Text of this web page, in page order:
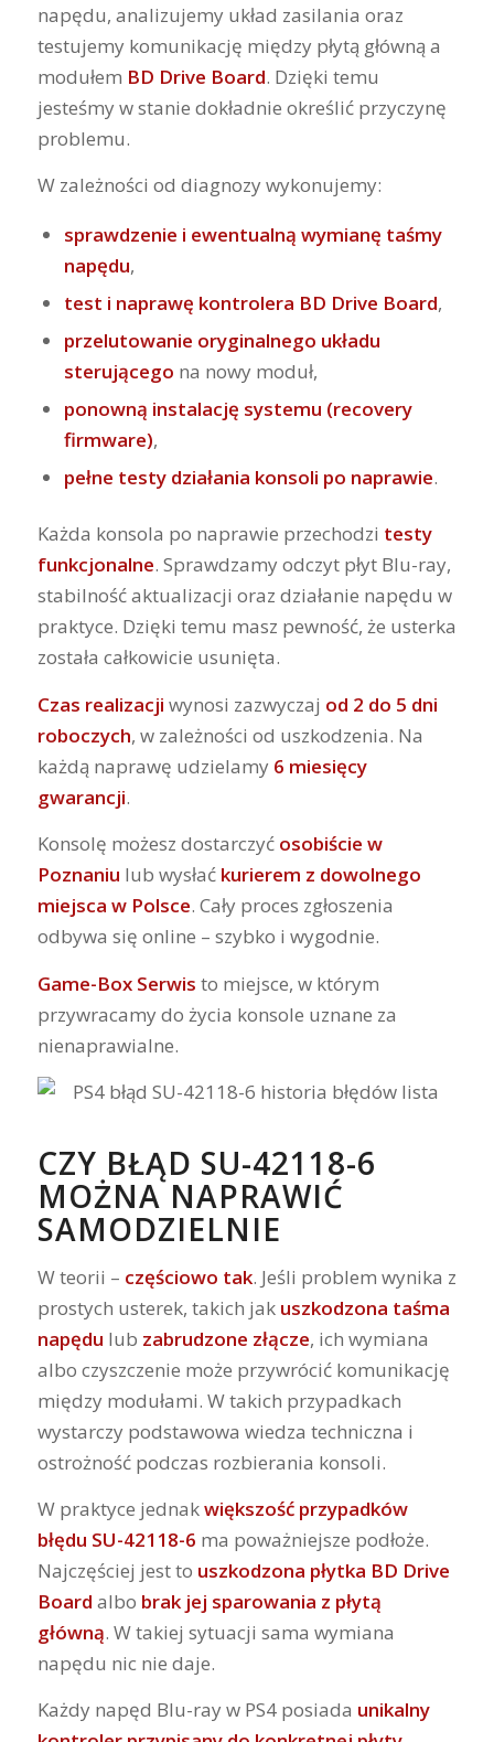
napędu, analizujemy układ zasilania oraz
testujemy komunikację między płytą główną a
modułem BD Drive Board. Dzięki temu
jesteśmy w stanie dokładnie określić przyczynę
problemu.
W zależności od diagnozy wykonujemy:
sprawdzenie i ewentualną wymianę taśmy
napędu,
test i naprawę kontrolera BD Drive Board,
przelutowanie oryginalnego układu
sterującego na nowy moduł,
ponowną instalację systemu (recovery
firmware),
pełne testy działania konsoli po naprawie.
Każda konsola po naprawie przechodzi testy
funkcjonalne. Sprawdzamy odczyt płyt Blu-ray,
stabilność aktualizacji oraz działanie napędu w
praktyce. Dzięki temu masz pewność, że usterka
została całkowicie usunięta.
Czas realizacji wynosi zazwyczaj od 2 do 5 dni
roboczych, w zależności od uszkodzenia. Na
każdą naprawę udzielamy 6 miesięcy
gwarancji.
Konsolę możesz dostarczyć osobiście w
Poznaniu lub wysłać kurierem z dowolnego
miejsca w Polsce. Cały proces zgłoszenia
odbywa się online – szybko i wygodnie.
Game-Box Serwis to miejsce, w którym
przywracamy do życia konsole uznane za
nienaprawialne.
CZY BŁĄD SU-42118-6
MOŻNA NAPRAWIĆ
SAMODZIELNIE
W teorii – częściowo tak. Jeśli problem wynika z
prostych usterek, takich jak uszkodzona taśma
napędu lub zabrudzone złącze, ich wymiana
albo czyszczenie może przywrócić komunikację
między modułami. W takich przypadkach
wystarczy podstawowa wiedza techniczna i
ostrożność podczas rozbierania konsoli.
W praktyce jednakwiększość przypadków
błędu SU-42118-6 ma poważniejsze podłoże.
Najczęściej jest to uszkodzona płytka BD Drive
Board albo brak jej sparowania z płytą
główną. W takiej sytuacji sama wymiana
napędu nic nie daje.
Każdy napęd Blu-ray w PS4 posiada unikalny